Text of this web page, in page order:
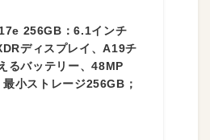
256GB：6.1インチ
ディスプレイ、A19チ
るバッテリー、48MP
小ストレージ256GB；